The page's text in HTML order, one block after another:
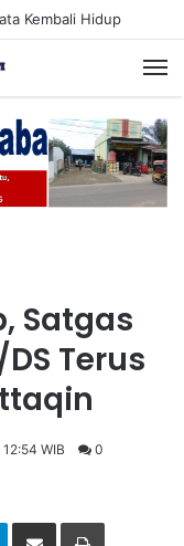
Kembali Hidup
Satgas
Terus
WIB 0
Telegram